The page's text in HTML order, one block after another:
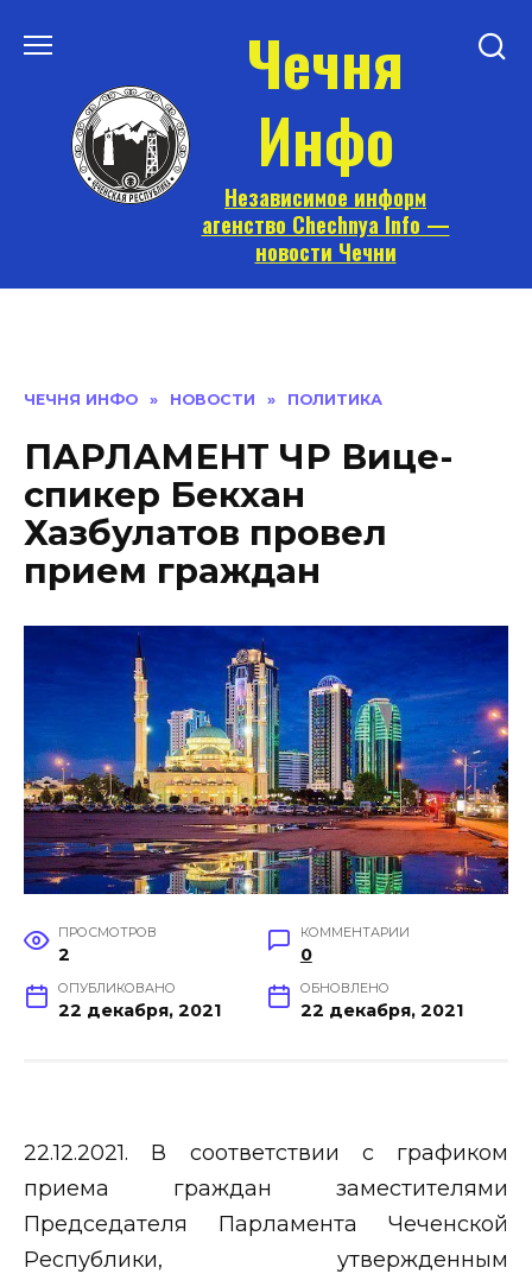
Чечня
Инфо
Независимое информ
агенство Chechnya Info —
новости Чечни
ЧЕЧНЯ ИНФО » НОВОСТИ » ПОЛИТИКА
ПАРЛАМЕНТ ЧР Вице-
спикер Бекхан
Хазбулатов провел
прием граждан
ПРОСМОТРОВ
2
КОММЕНТАРИИ
0
ОПУБЛИКОВАНО
22 декабря, 2021
ОБНОВЛЕНО
22 декабря, 2021
22.12.2021. В соответствии с графиком
приема граждан заместителями
Председателя Парламента Чеченской
Республики, утвержденным